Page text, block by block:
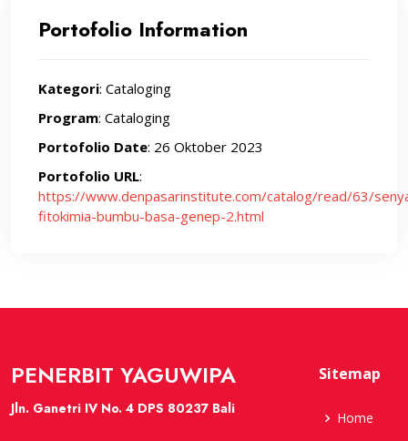
Portofolio Information
Kategori: Cataloging
Program: Cataloging
Portofolio Date: 26 Oktober 2023
Portofolio URL:
https://www.denpasarinstitute.com/catalog/read/63/
fitokimia-bumbu-basa-genep-2.html
PENERBIT YAGUWIPA
Jln. Ganetri IV No. 4 DPS 80237 Bali
Sitemap
Home